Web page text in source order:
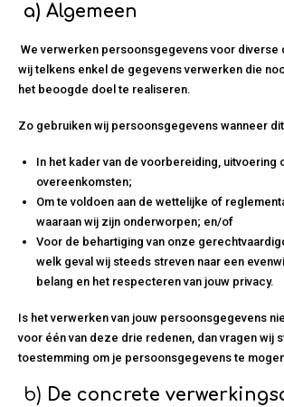
a) Algemeen
We verwerken persoonsgegevens voor diverse
wij telkens enkel de gegevens verwerken die
het beoogde doel te realiseren.
Zo gebruiken wij persoonsgegevens wanneer
In het kader van de voorbereiding, uitvoering
overeenkomsten;
Om te voldoen aan de wettelijke of
waaraan wij zijn onderworpen; en/of
Voor de behartiging van onze
welk geval wij steeds streven naar een
belang en het respecteren van jouw privacy.
Is het verwerken van jouw persoonsgegevens
voor één van deze drie redenen, dan vragen wij
toestemming om je persoonsgegevens te
b) De concrete